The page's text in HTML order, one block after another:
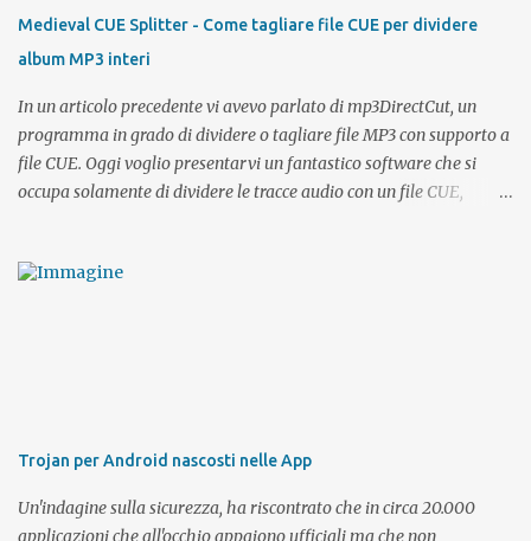
potrete sempre avere la possibilità di restare connessi ai vostri
contatti e cercarne di nuovi. Che sia per cercare l'anima gemella o
fare nuovi incontri, Lovepedia App è affidabile, sicura e 100%
gratis ...
Medieval CUE Splitter - Come tagliare file CUE per dividere
album MP3 interi
In un articolo precedente vi avevo parlato di mp3DirectCut, un
programma in grado di dividere o tagliare file MP3 con supporto a
file CUE. Oggi voglio presentarvi un fantastico software che si
occupa solamente di dividere le tracce audio con un file CUE,
Trojan per Android nascosti nelle App
Un'indagine sulla sicurezza, ha riscontrato che in circa 20.000
applicazioni che all'occhio appaiono ufficiali ma che non